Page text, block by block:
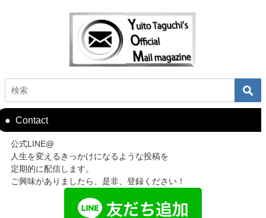
Contact
公式LINE@
人生を変えるきっかけになるような投稿を
定期的に配信します。
ご興味がありましたら、是非、登録ください！